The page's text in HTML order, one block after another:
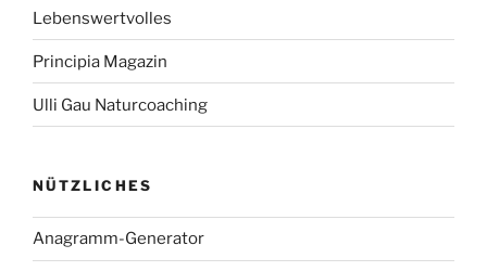
Lebenswertvolles
Principia Magazin
Ulli Gau Naturcoaching
NÜTZLICHES
Anagramm-Generator